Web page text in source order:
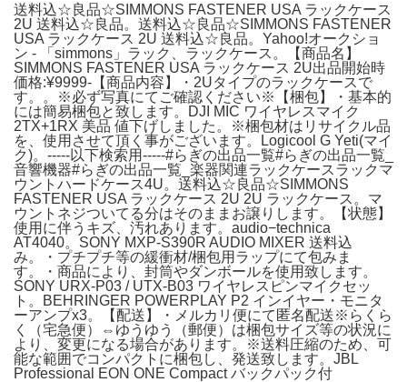
送料込☆良品☆SIMMONS FASTENER USA ラックケース
2U 送料込☆良品。送料込☆良品☆SIMMONS FASTENER
USA ラックケース 2U 送料込☆良品。Yahoo!オークショ
ン - 「simmons」ラック、ラックケース。【商品名】
SIMMONS FASTENER USA ラックケース 2U出品開始時
価格:¥9999-【商品内容】・2Uタイプのラックケースで
す。。※必ず写真にてご確認ください※【梱包】・基本的
には簡易梱包と致します。DJI MIC ワイヤレスマイク
2TX+1RX 美品 値下げしました。※梱包材はリサイクル品
を、使用させて頂く事がございます。Logicool G Yeti(マイ
ク)。-----以下検索用-----#らぎの出品一覧#らぎの出品一覧_
音響機器#らぎの出品一覧_楽器関連ラックケースラックマ
ウントハードケース4U。送料込☆良品☆SIMMONS
FASTENER USA ラックケース 2U 2U ラックケース。マ
ウントネジついてる分はそのままお譲りします。【状態】
使用に伴うキズ、汚れあります。audio−technica
AT4040。SONY MXP-S390R AUDIO MIXER 送料込
み。・プチプチ等の緩衝材/梱包用ラップにて包みま
す。・商品により、封筒やダンボールを使用致します。
SONY URX-P03 / UTX-B03 ワイヤレスピンマイクセッ
ト。BEHRINGER POWERPLAY P2 インイヤー・モニタ
ーアンプx3。【配送】・メルカリ便にて匿名配送※らくら
く（宅急便）⇔ゆうゆう（郵便）は梱包サイズ等の状況に
より、変更になる場合があります。※送料圧縮のため、可
能な範囲でコンパクトに梱包し、発送致します。JBL
Professional EON ONE Compact バックパック付